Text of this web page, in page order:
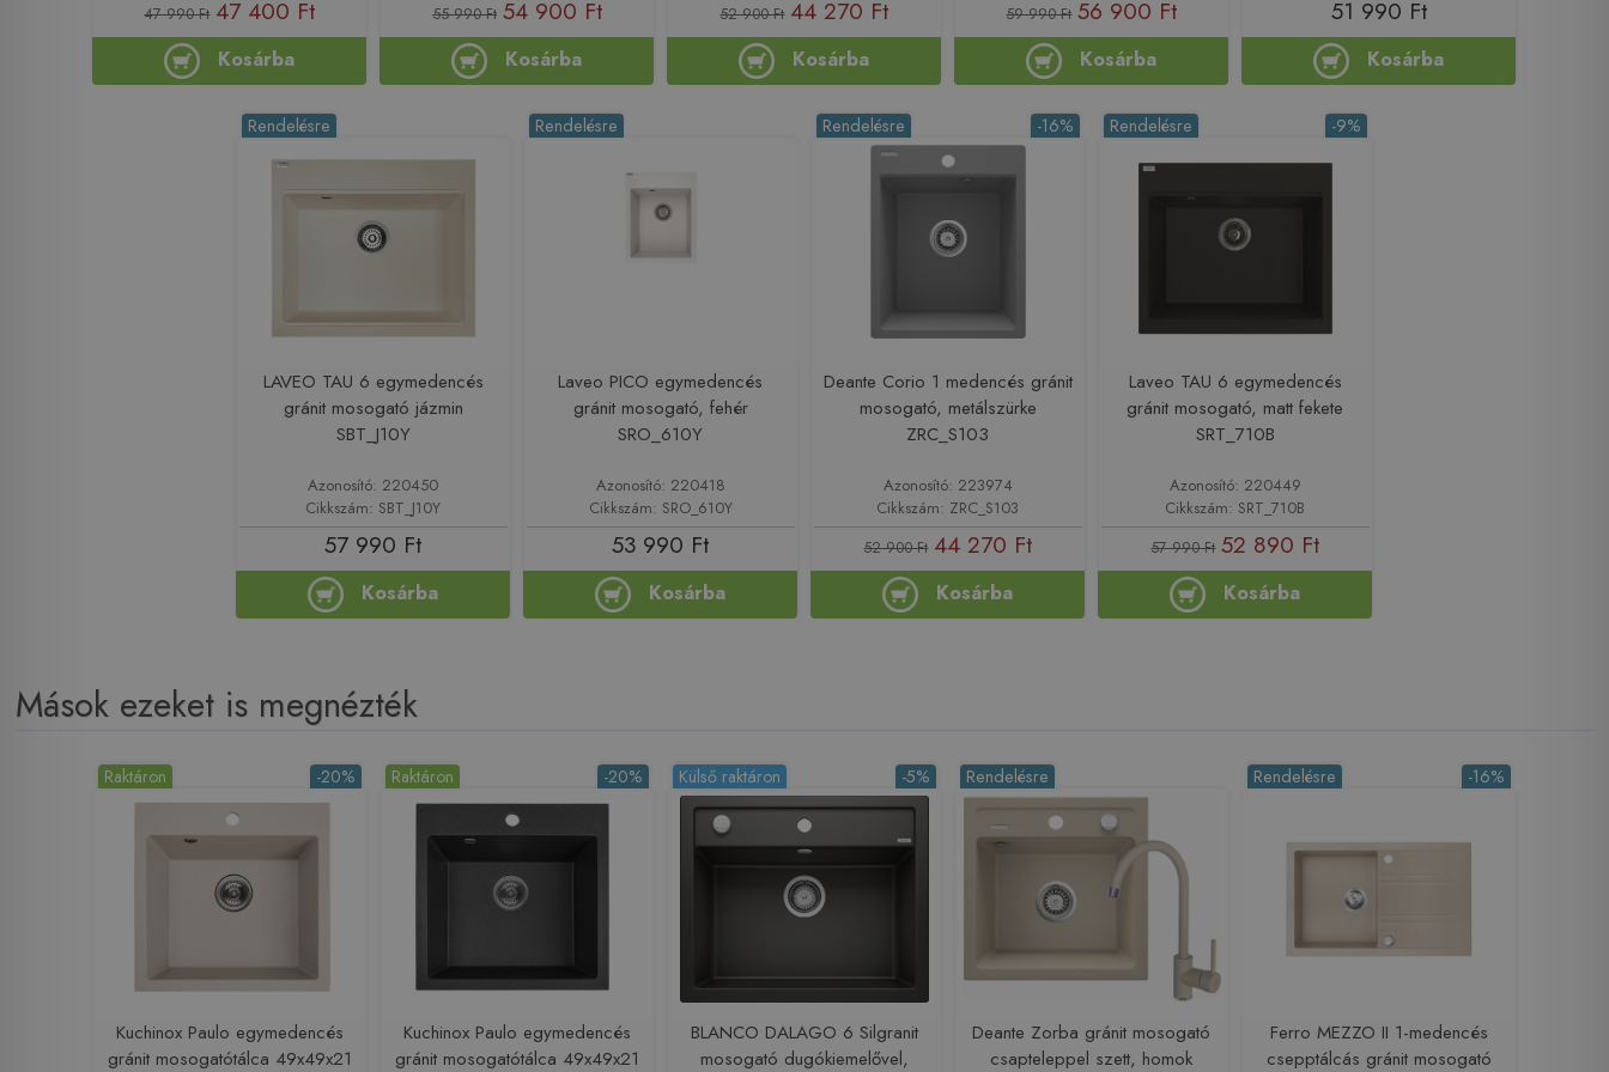
47 990 Ft 47 400 Ft
Kosárba
55 990 Ft 54 900 Ft
Kosárba
52 900 Ft 44 270 Ft
Kosárba
59 990 Ft 56 900 Ft
Kosárba
51 990 Ft
Kosárba
Rendelésre
LAVEO TAU 6 egymedencés
gránit mosogató jázmin
SBT_J10Y
Azonosító: 220450
Cikkszám: SBT_J10Y
57 990 Ft
Kosárba
Rendelésre
Laveo PICO egymedencés
gránit mosogató, fehér
SRO_610Y
Azonosító: 220418
Cikkszám: SRO_610Y
53 990 Ft
Kosárba
-16%
Rendelésre
Deante Corio 1 medencés gránit
mosogató, metálszürke
ZRC_S103
Azonosító: 223974
Cikkszám: ZRC_S103
52 900 Ft 44 270 Ft
Kosárba
-9%
Rendelésre
Laveo TAU 6 egymedencés
gránit mosogató, matt fekete
SRT_710B
Azonosító: 220449
Cikkszám: SRT_710B
57 990 Ft 52 890 Ft
Kosárba
Mások ezeket is megnézték
-20%
Raktáron
Kuchinox Paulo egymedencés
gránit mosogatótálca 49x49x21
-20%
Raktáron
Kuchinox Paulo egymedencés
gránit mosogatótálca 49x49x21
-5%
Külső raktáron
BLANCO DALAGO 6 Silgranit
mosogató dugókiemelővel,
Rendelésre
Deante Zorba gránit mosogató
csapteleppel szett, homok
-16%
Rendelésre
Ferro MEZZO II 1-medencés
csepptálcás gránit mosogató